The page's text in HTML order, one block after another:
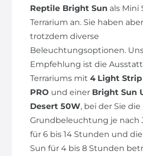
Reptile Bright Sun als Mini
Terrarium an. Sie haben aber
trotzdem diverse
Beleuchtungsoptionen.
Empfehlung ist die
Terrariums mit 4 Light Strip
PRO und einer Bright Sun
Desert 50W, bei der Sie die
Grundbeleuchtung je nach
für 6 bis 14 Stunden und
Sun für 4 bis 8 Stunden